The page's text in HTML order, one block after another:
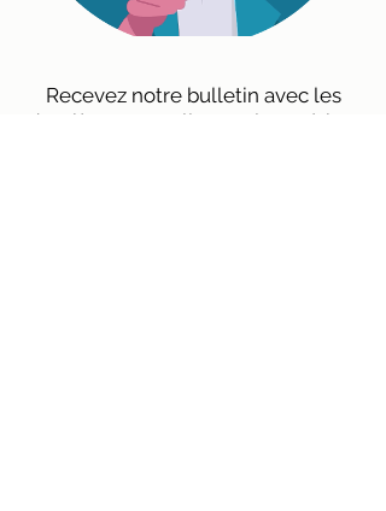
Recevez notre bulletin avec les
dernières nouvelles sur les métiers